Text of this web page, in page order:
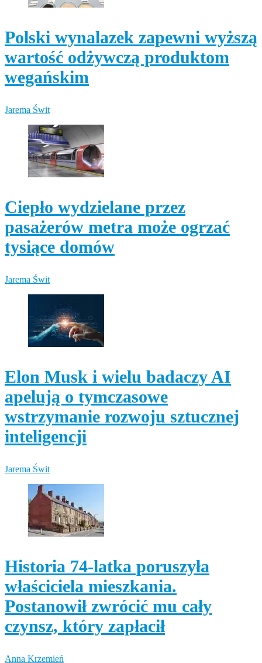
Polski wynalazek zapewni wyższą
wartość odżywczą produktom
wegańskim
Jarema Świt
Ciepło wydzielane przez
pasażerów metra może ogrzać
tysiące domów
Jarema Świt
Elon Musk i wielu badaczy AI
apelują o tymczasowe
wstrzymanie rozwoju sztucznej
inteligencji
Jarema Świt
Historia 74-latka poruszyła
właściciela mieszkania.
Postanowił zwrócić mu cały
czynsz, który zapłacił
Anna Krzemień